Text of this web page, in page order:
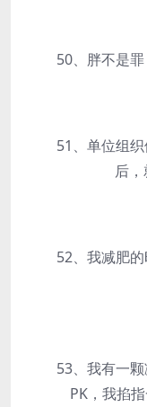
50、胖不是罪
51、单位组织
后，
52、我减肥的
53、我有一颗
PK，我掐